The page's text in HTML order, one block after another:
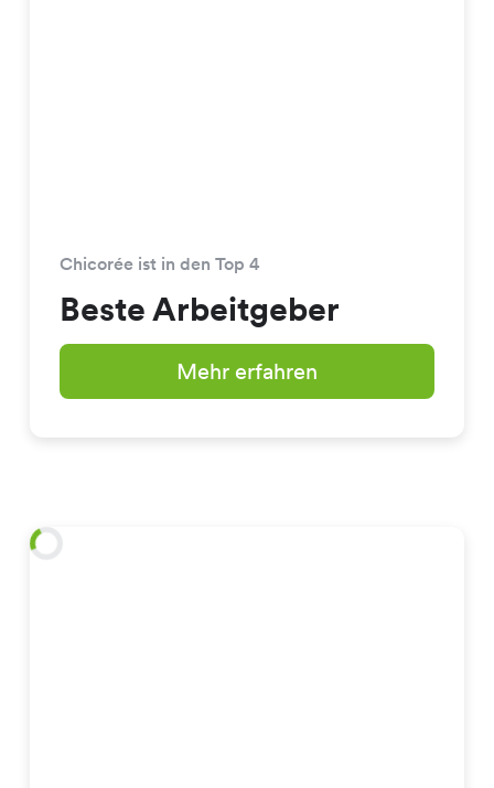
Chicorée ist in den Top 4
Beste Arbeitgeber
Mehr erfahren